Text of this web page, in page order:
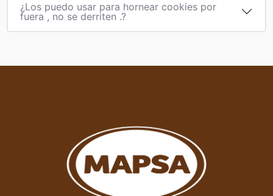
¿Los puedo usar para hornear cookies por
fuera , no se derriten .?